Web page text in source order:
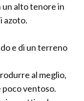
alto tenore in
azoto.
e di un terreno
al meglio,
poco ventoso.